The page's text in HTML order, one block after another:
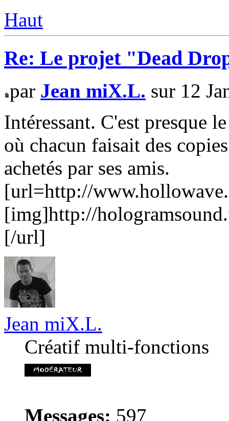
Haut
Re: Le projet "Dead
par Jean miX.L. sur 12
Intéressant. C'est presque
où chacun faisait des
achetés par ses amis.
[url=http://
[img]http://
[/url]
Jean miX.L.
Créatif multi-fonctions
Messages: 597